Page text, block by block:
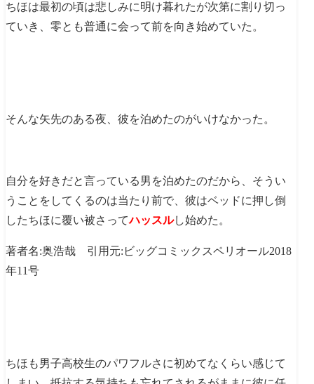
ちほは最初の頃は悲しみに明け暮れたが次第に割り切っ
ていき、零とも普通に会って前を向き始めていた。
そんな矢先のある夜、彼を泊めたのがいけなかった。
自分を好きだと言っている男を泊めたのだから、そうい
うことをしてくるのは当たり前で、彼はベッドに押し倒
したちほに覆い被さってハッスルし始めた。
著者名:奥浩哉 引用元:ビッグコミックスペリオール2018
年11号
ちほも男子高校生のパワフルさに初めてなくらい感じて